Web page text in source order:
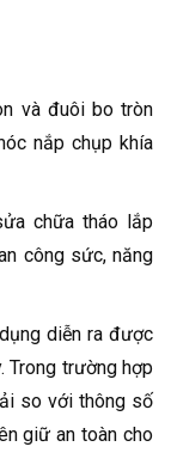
và đuôi bo tròn
nắp chụp khía
chữa tháo lắp
công sức, năng
diễn ra được
Trong trường hợp
so với thông số
giữ an toàn cho